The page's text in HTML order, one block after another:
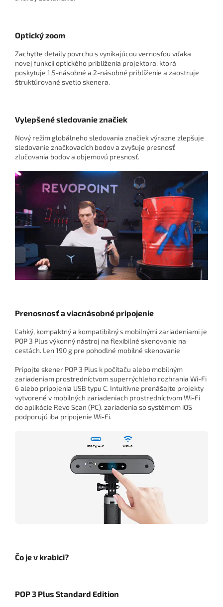
Optický zoom
Zachyťte detaily povrchu s vynikajúcou vernosťou vďaka
novej funkcii optického priblíženia projektora, ktorá
poskytuje 1,5-násobné a 2-násobné priblíženie a zaostruje
štruktúrované svetlo skenera.
Vylepšené sledovanie značiek
Nový režim globálneho sledovania značiek výrazne zlepšuje
sledovanie značkovacích bodov a zvyšuje presnosť
zlučovania bodov a objemovú presnosť.
Prenosnosť a viacnásobné pripojenie
Ľahký, kompaktný a kompatibilný s mobilnými zariadeniami je
POP 3 Plus výkonný nástroj na flexibilné skenovanie na
cestách. Len 190 g pre pohodlné mobilné skenovanie
Pripojte skener POP 3 Plus k počítaču alebo mobilným
zariadeniam prostredníctvom superrýchleho rozhrania Wi-Fi
6 alebo pripojenia USB typu C. Intuitívne prenášajte projekty
vytvorené v mobilných zariadeniach prostredníctvom Wi-Fi
do aplikácie Revo Scan (PC). zariadenia so systémom iOS
podporujú iba pripojenie Wi-Fi.
Čo je v krabici?
POP 3 Plus Standard Edition